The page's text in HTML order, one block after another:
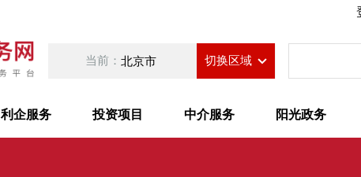
当前： 北京市 切换区域
利企服务 投资项目 中介服务 阳光政务